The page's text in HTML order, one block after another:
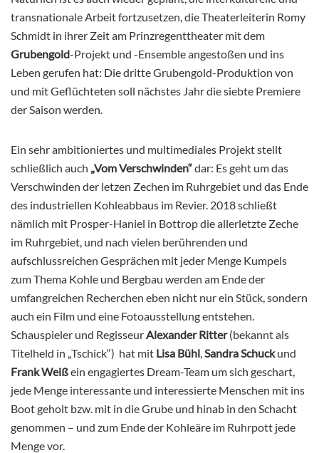
transnationale Arbeit fortzusetzen, die Theaterleiterin Romy
Schmidt in ihrer Zeit am Prinzregenttheater mit dem
Grubengold-Projekt und -Ensemble angestoßen und ins
Leben gerufen hat: Die dritte Grubengold-Produktion von
und mit Geflüchteten soll nächstes Jahr die siebte Premiere
der Saison werden.
Ein sehr ambitioniertes und multimediales Projekt stellt
schließlich auch „Vom Verschwinden“dar: Es geht um das
Verschwinden der letzen Zechen im Ruhrgebiet und das Ende
des industriellen Kohleabbaus im Revier. 2018 schließt
nämlich mit Prosper-Haniel in Bottrop die allerletzte Zeche
im Ruhrgebiet, und nach vielen berührenden und
aufschlussreichen Gesprächen mit jeder Menge Kumpels
zum Thema Kohle und Bergbau werden am Ende der
umfangreichen Recherchen eben nicht nur ein Stück, sondern
auch ein Film und eine Fotoausstellung entstehen.
Schauspieler und Regisseur Alexander Ritter(bekannt als
Titelheld in „Tschick“) hat mit Lisa Bühl Sandra Schuckund
Frank Weißein engagiertes Dream-Team um sich geschart,
jede Menge interessante und interessierte Menschen mit ins
Boot geholt bzw. mit in die Grube und hinab in den Schacht
genommen – und zum Ende der Kohleäre im Ruhrpott jede
Menge vor.